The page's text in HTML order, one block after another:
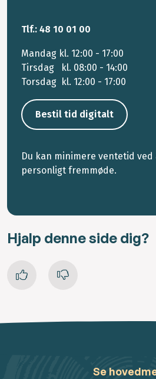
Tlf.: 48 10 01 00
Mandag kl. 12:00 - 17:00
Tirsdag kl. 08:00 - 14:00
Torsdag kl. 12:00 - 17:00
Bestil tid digitalt
Du kan minimere ventetid
personligt fremmøde.
Hjalp denne side dig?
Se